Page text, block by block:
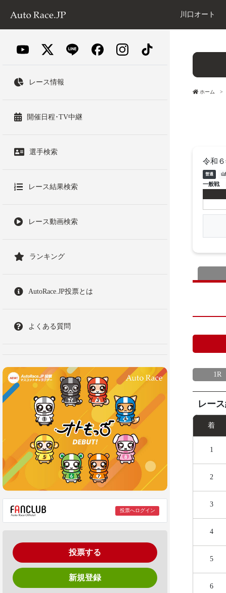
川口オート
レース情報
開催日程･TV中継
選手検索
レース結果検索
レース動画検索
ランキング
AutoRace.JP投票とは
よくある質問
投票へログイン
投票する
新規登録
ホーム
令和
普通 山
一般戦
1R
レー
着
1
2
3
4
5
6